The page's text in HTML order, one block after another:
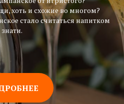
хоть и схожие во многом?
стало считаться напитком
знати.